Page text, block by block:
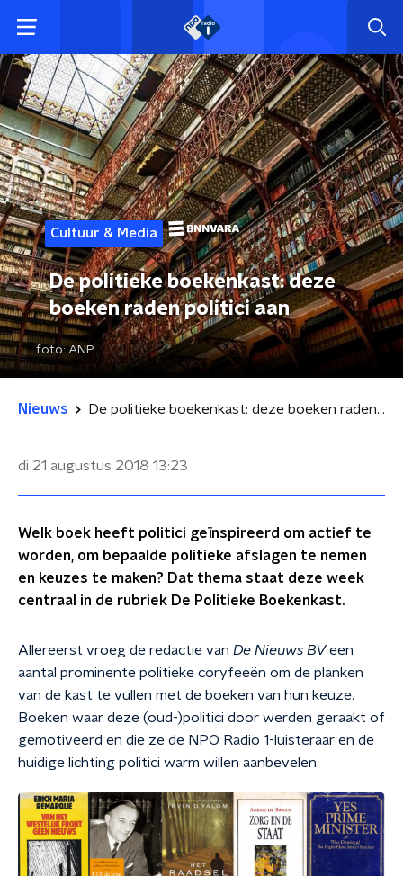
Cultuur & Media
De politieke boekenkast: deze
boeken raden politici aan
foto:ANP
Nieuws De politieke boekenkast: deze boeken raden politici aan
di 21 augustus 2018 13:23
Welk boek heeft politici geïnspireerd om actief te
worden, om bepaalde politieke afslagen te nemen
en keuzes te maken? Dat thema staat deze week
centraal in de rubriek De Politieke Boekenkast.
Allereerst vroeg de redactie van De Nieuws BVeen
aantal prominente politieke coryfeeën om de planken
van de kast te vullen met de boeken van hun keuze.
Boeken waar deze (oud-)politici door werden geraakt of
gemotiveerd en die ze de NPO Radio 1-luisteraar en de
huidige lichting politici warm willen aanbevelen.